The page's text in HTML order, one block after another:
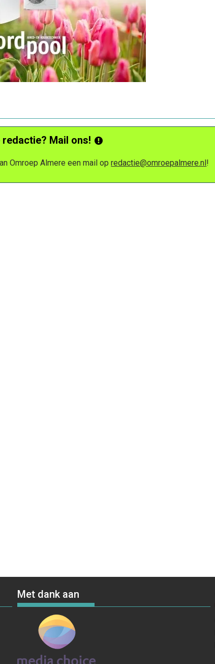
Mail ons!
Omroep Almere een mail opredactie@omroepalmere.nl!
Met dank aan